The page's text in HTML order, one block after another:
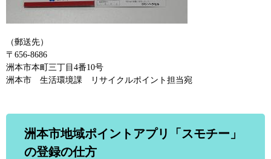
（郵送先）
〒656-8686
洲本市本町三丁目4番10号
洲本市 生活環境課 リサイクルポイント担当宛
洲本市地域ポイントアプリ「スモチー」
の登録の仕方